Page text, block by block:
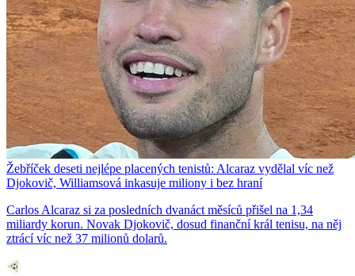
Žebříček deseti nejlépe placených tenistů: Alcaraz vydělal víc než
Djokovič, Williamsová inkasuje miliony i bez hraní
Carlos Alcaraz si za posledních dvanáct měsíců přišel na 1,34
miliardy korun. Novak Djokovič, dosud finanční král tenisu, na něj
ztrácí víc než 37 milionů dolarů.